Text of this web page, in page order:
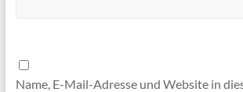
Name, E-Mail-Adresse und Website in